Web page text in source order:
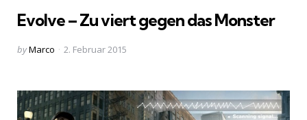
Evolve – Zu viert gegen das Monster
Posted
byMarco 2. Februar 2015